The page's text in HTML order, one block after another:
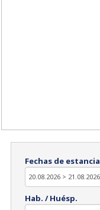
Fechas de estancia
Hab. / Huésp.